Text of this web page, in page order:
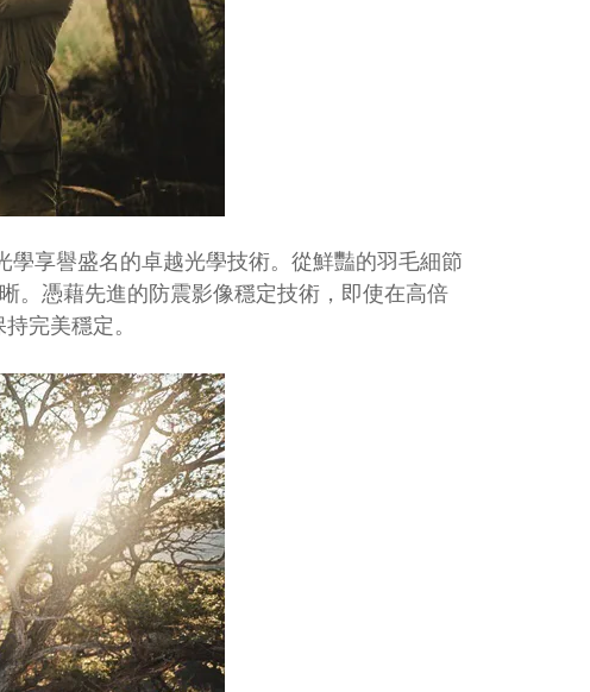
享譽盛名的卓越光學技術。 從鮮豔的羽毛細節
。憑藉先進的防震影像穩定技術，即使在高倍
完美穩定。